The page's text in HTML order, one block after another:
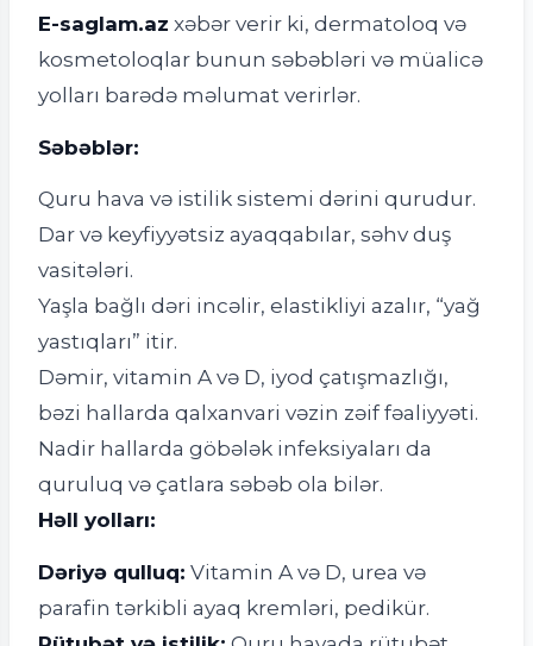
E-saglam.az xəbər verir ki, dermatoloq və
kosmetoloqlar bunun səbəbləri və müalicə
yolları barədə məlumat verirlər.
Səbəblər:
Quru hava və istilik sistemi dərini qurudur.
Dar və keyfiyyətsiz ayaqqabılar, səhv duş
vasitələri.
Yaşla bağlı dəri incəlir, elastikliyi azalır, “yağ
yastıqları” itir.
Dəmir, vitamin A və D, iyod çatışmazlığı,
bəzi hallarda qalxanvari vəzin zəif fəaliyyəti.
Nadir hallarda göbələk infeksiyaları da
quruluq və çatlara səbəb ola bilər.
Həll yolları:
Dəriyə qulluq: Vitamin A və D, urea və
parafin tərkibli ayaq kremləri, pedikür.